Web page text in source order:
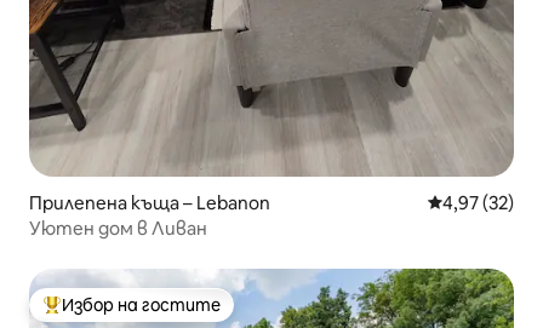
Прилепена къща – Lebanon Средна
4,97 (32)
Уютен дом в Ливан
Най-популярен избор на гостите
Избор на гостите